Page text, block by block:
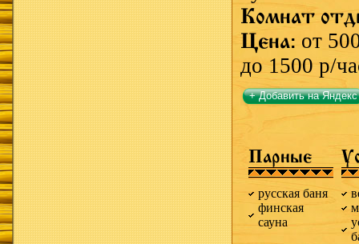
Комнат
Цена: от
до 1500 р/
+ Добавить на Яндекс
Парные
русская баня
финская
сауна